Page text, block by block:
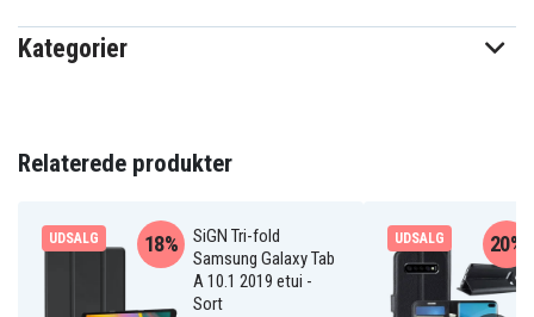
Kategorier
Relaterede produkter
UDSALG
SiGN Tri-fold
Samsung Galaxy Tab
A 10.1 2019 etui -
Sort
18% UDSALG 20%